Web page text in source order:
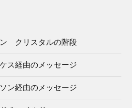
クリスタルの階段
ス経由のメッセージ
ン経由のメッセージ